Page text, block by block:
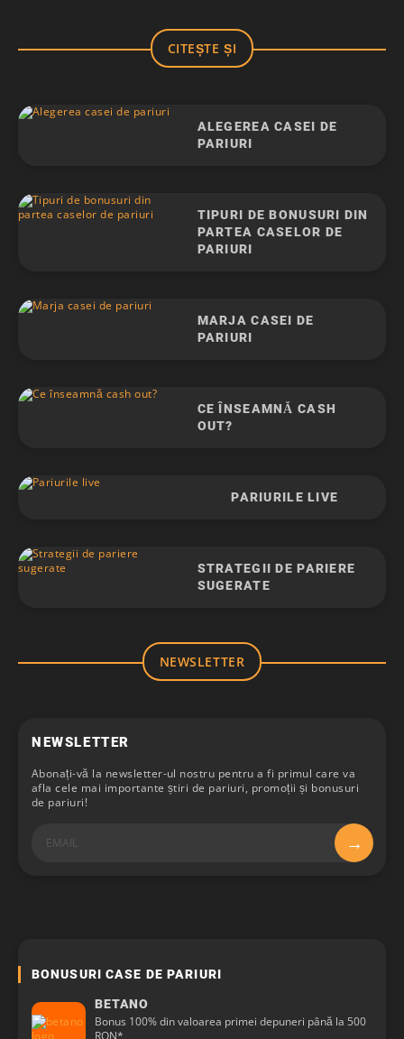
CITEȘTE ȘI
ALEGEREA CASEI DE
PARIURI
TIPURI DE BONUSURI DIN
PARTEA CASELOR DE
PARIURI
MARJA CASEI DE
PARIURI
CE ÎNSEAMNĂ CASH
OUT?
PARIURILE LIVE
STRATEGII DE PARIERE
SUGERATE
NEWSLETTER
NEWSLETTER
Abonați-vă la newsletter-ul nostru pentru a fi primul care va
afla cele mai importante știri de pariuri, promoții și bonusuri
de pariuri!
BONUSURI CASE DE PARIURI
BETANO
Bonus 100% din valoarea primei depuneri până la 500
RON*